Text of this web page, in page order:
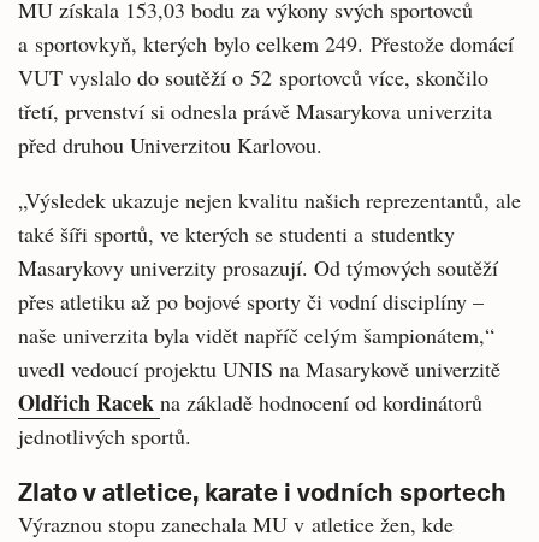
MU získala 153,03 bodu za výkony svých sportovců
a sportovkyň, kterých bylo celkem 249. Přestože domácí
VUT vyslalo do soutěží o 52 sportovců více, skončilo
třetí, prvenství si odnesla právě Masarykova univerzita
před druhou Univerzitou Karlovou.
„Výsledek ukazuje nejen kvalitu našich reprezentantů, ale
také šíři sportů, ve kterých se studenti a studentky
Masarykovy univerzity prosazují. Od týmových soutěží
přes atletiku až po bojové sporty či vodní disciplíny –
naše univerzita byla vidět napříč celým šampionátem,“
uvedl vedoucí projektu UNIS na Masarykově univerzitě
Oldřich Racek na základě hodnocení od kordinátorů
jednotlivých sportů.
Zlato v atletice, karate i vodních sportech
Výraznou stopu zanechala MU v atletice žen, kde